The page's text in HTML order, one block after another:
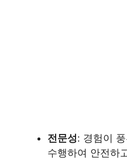
전문성: 경험이
수행하여 안전하